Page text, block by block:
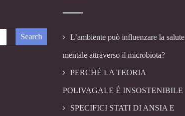
L’ambiente può influenzare la salute
mentale attraverso il microbiota?
PERCHÉ LA TEORIA
POLIVAGALE É INSOSTENIBILE
SPECIFICI STATI DI ANSIA E